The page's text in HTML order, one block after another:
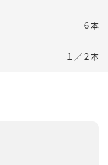
製造所固有記号一覧
６本
１／２本